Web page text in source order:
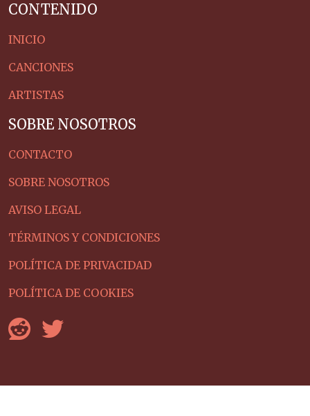
CONTENIDO
INICIO
CANCIONES
ARTISTAS
SOBRE NOSOTROS
CONTACTO
SOBRE NOSOTROS
AVISO LEGAL
TÉRMINOS Y CONDICIONES
POLÍTICA DE PRIVACIDAD
POLÍTICA DE COOKIES